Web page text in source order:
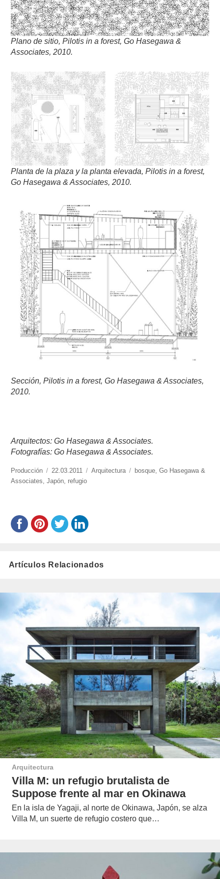
Plano de sitio, Pilotis in a forest, Go Hasegawa &
Associates, 2010.
Planta de la plaza y la planta elevada, Pilotis in a forest,
Go Hasegawa & Associates, 2010.
Sección, Pilotis in a forest, Go Hasegawa & Associates,
2010.
Arquitectos: Go Hasegawa & Associates.
Fotografías: Go Hasegawa & Associates.
https://www.experimenta.es/author/produccion/
Producción
Publicado
el
22.03.2011 Categorías
Arquitectura Etiquetas
bosque ,Go Hasegawa &
Associates ,Japón refugio
Artículos Relacionados
Arquitectura
Villa M: un refugio brutalista de
Suppose frente al mar en Okinawa
En la isla de Yagaji, al norte de Okinawa, Japón, se alza
Villa M, un suerte de refugio costero que…